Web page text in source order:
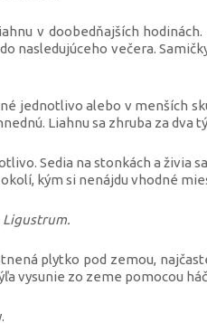
v doobedňajších
nasledujúceho večera.
jednotlivo alebo v menších
Liahnu sa zhruba za dva
Sedia na stonkách a živia
kým si nenájdu vhodné
Ligustrum.
plytko pod zemou,
vysunie zo zeme pomocou